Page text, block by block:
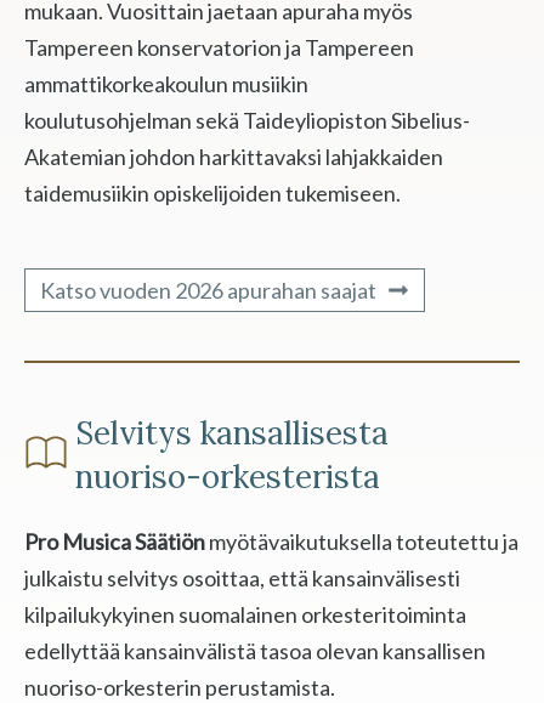
mukaan. Vuosittain jaetaan apuraha myös
Tampereen konservatorion ja Tampereen
ammattikorkeakoulun musiikin
koulutusohjelman sekä Taideyliopiston Sibelius-
Akatemian johdon harkittavaksi lahjakkaiden
taidemusiikin opiskelijoiden tukemiseen.
Katso vuoden 2026 apurahan saajat
Selvitys kansallisesta
nuoriso-orkesterista
Pro Musica Säätiönmyötävaikutuksella toteutettu ja
julkaistu selvitys osoittaa, että kansainvälisesti
kilpailukykyinen suomalainen orkesteritoiminta
edellyttää kansainvälistä tasoa olevan kansallisen
nuoriso-orkesterin perustamista.